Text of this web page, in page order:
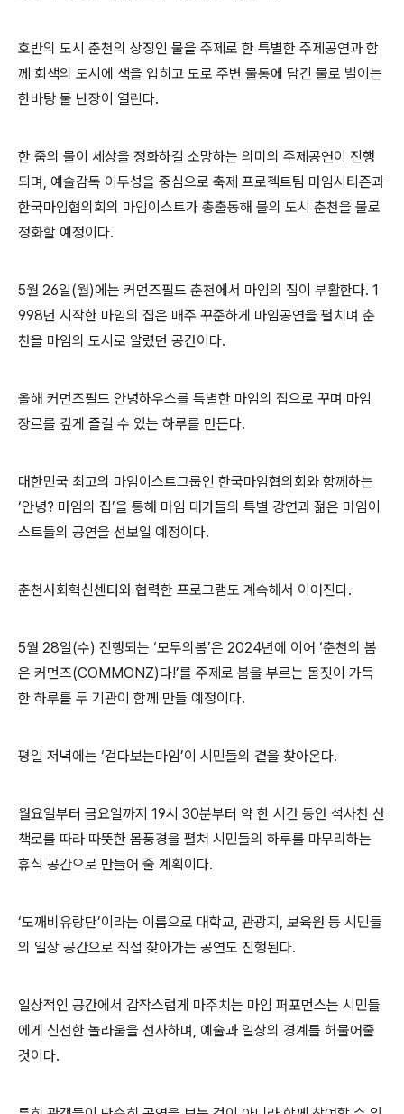
호반의 도시 춘천의 상징인 물을 주제로 한 특별한 주제공연과 함
께 회색의 도시에 색을 입히고 도로 주변 물통에 담긴 물로 벌이는
한바탕 물 난장이 열린다.
한 줌의 물이 세상을 정화하길 소망하는 의미의 주제공연이 진행
되며, 예술감독 이두성을 중심으로 축제 프로젝트팀 마임시티즌과
한국마임협의회의 마임이스트가 총출동해 물의 도시 춘천을 물로
정화할 예정이다.
5월 26일(월)에는 커먼즈필드 춘천에서 마임의 집이 부활한다. 1
998년 시작한 마임의 집은 매주 꾸준하게 마임공연을 펼치며 춘
천을 마임의 도시로 알렸던 공간이다.
올해 커먼즈필드 안녕하우스를 특별한 마임의 집으로 꾸며 마임
장르를 깊게 즐길 수 있는 하루를 만든다.
대한민국 최고의 마임이스트그룹인 한국마임협의회와 함께하는
‘안녕? 마임의 집’을 통해 마임 대가들의 특별 강연과 젊은 마임이
스트들의 공연을 선보일 예정이다.
춘천사회혁신센터와 협력한 프로그램도 계속해서 이어진다.
5월 28일(수) 진행되는 ‘모두의봄’은 2024년에 이어 ‘춘천의 봄
은 커먼즈(COMMONZ)다!’를 주제로 봄을 부르는 몸짓이 가득
한 하루를 두 기관이 함께 만들 예정이다.
평일 저녁에는 ‘걷다보는마임’이 시민들의 곁을 찾아온다.
월요일부터 금요일까지 19시 30분부터 약 한 시간 동안 석사천 산
책로를 따라 따뜻한 몸풍경을 펼쳐 시민들의 하루를 마무리하는
휴식 공간으로 만들어 줄 계획이다.
‘도깨비유랑단’이라는 이름으로 대학교, 관광지, 보육원 등 시민들
의 일상 공간으로 직접 찾아가는 공연도 진행된다.
일상적인 공간에서 갑작스럽게 마주치는 마임 퍼포먼스는 시민들
에게 신선한 놀라움을 선사하며, 예술과 일상의 경계를 허물어줄
것이다.